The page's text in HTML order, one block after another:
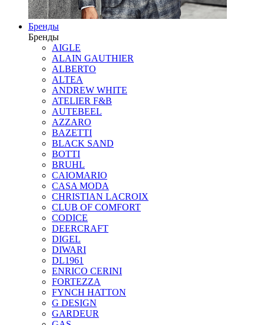
Бренды
Бренды
AIGLE
ALAIN GAUTHIER
ALBERTO
ALTEA
ANDREW WHITE
ATELIER F&B
AUTEBEEL
AZZARO
BAZETTI
BLACK SAND
BOTTI
BRUHL
CAIOMARIO
CASA MODA
CHRISTIAN LACROIX
CLUB OF COMFORT
CODICE
DEERCRAFT
DIGEL
DIWARI
DL1961
ENRICO CERINI
FORTEZZA
FYNCH HATTON
G DESIGN
GARDEUR